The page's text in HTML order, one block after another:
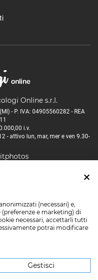
Online s.r.l.
- P. IVA: 04905560282 - REA
i.v.
- attivo lun, mar, mer e ven 9.30-
Psicologo Roma
Psicologo Venezia
(necessari) e,
e marketing) di
necessari, accettarli tutti
potrai modificare
Gestisci